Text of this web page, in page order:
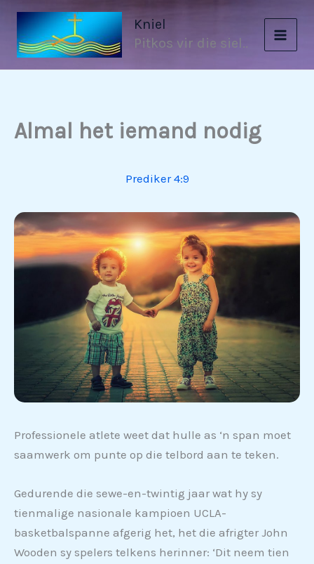
Skip
content
Kniel
Pitkos vir die siel..
Almal het iemand nodig
Prediker 4:9
Professionele atlete weet dat hulle as ‘n span moet
saamwerk om punte op die telbord aan te teken.
Gedurende die sewe-en-twintig jaar wat hy sy
tienmalige nasionale kampioen UCLA-
basketbalspanne afgerig het, het die afrigter John
Wooden sy spelers telkens herinner: ‘Dit neem tien